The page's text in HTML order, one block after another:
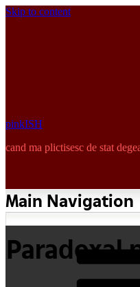
Skip to content
pinkISH
cand ma plictisesc de stat
Main Navigation
Paradoxal